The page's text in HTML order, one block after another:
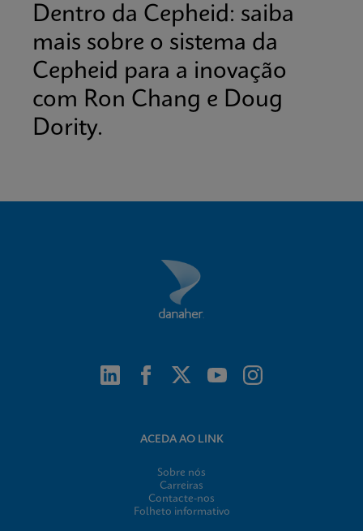
Dentro da Cepheid: saiba
mais sobre o sistema da
Cepheid para a inovação
com Ron Chang e Doug
Dority.
ACEDA AO LINK
Sobre nós
Carreiras
Contacte-nos
Folheto informativo